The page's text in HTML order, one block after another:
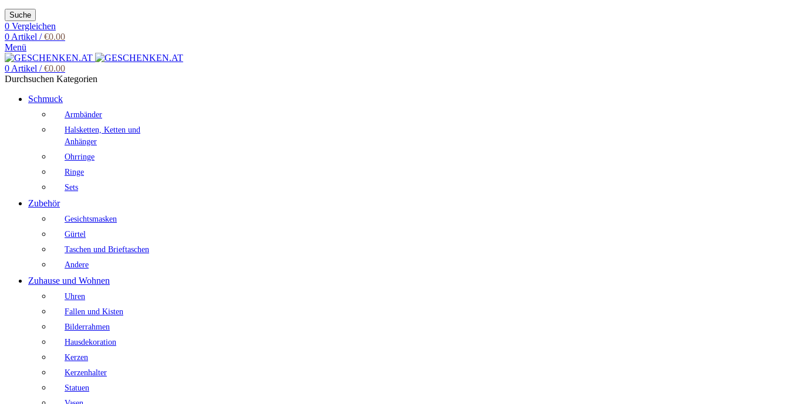
Suche
0 Vergleichen
0Artikel / €0.00
Menü
0Artikel / €0.00
Durchsuchen Kategorien
Schmuck
Armbänder
Halsketten, Ketten und
Anhänger
Ohrringe
Ringe
Sets
Zubehör
Gesichtsmasken
Gürtel
Taschen und Brieftaschen
Andere
Zuhause und Wohnen
Uhren
Fallen und Kisten
Bilderrahmen
Hausdekoration
Kerzen
Kerzenhalter
Statuen